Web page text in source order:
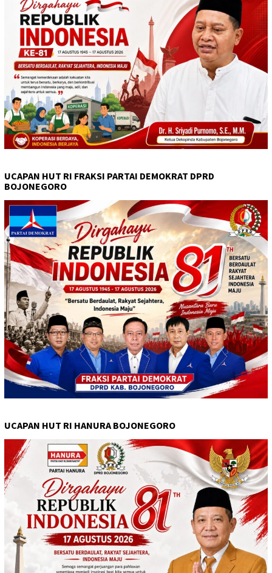
UCAPAN HUT RI FRAKSI PARTAI DEMOKRAT DPRD
BOJONEGORO
UCAPAN HUT RI HANURA BOJONEGORO